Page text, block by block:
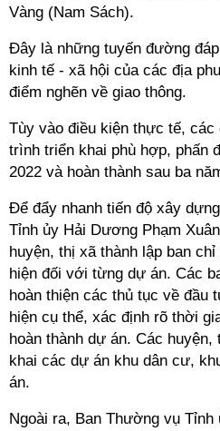
Vàng (Nam Sách).
Đây là những tuyến đường
kinh tế - xã hội của các địa
điểm nghẽn về giao thông.
Tùy vào điều kiện thực tế,
trình triển khai phù hợp, phấn
2022 và hoàn thành sau ba
Để đẩy nhanh tiến độ xây
Tỉnh ủy Hải Dương Phạm
huyện, thị xã thành lập ban
hiện đối với từng dự án. Các
hoàn thiện các thủ tục về đầu
hiện cụ thể, xác định rõ thời
hoàn thành dự án. Các
khai các dự án khu dân cư,
án.
Ngoài ra, Ban Thường vụ Tỉnh